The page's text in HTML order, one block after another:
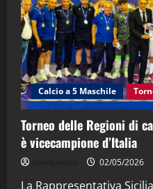
3 21/04/
4
(Martedi
15/04/
Calcio a 5 Maschile
Torneo delle Regioni di
è vicecampione d’Italia
02/05/2026
La Rappresentativa